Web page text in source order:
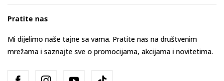
Pratite nas
Mi dijelimo naše tajne sa vama. Pratite nas na društvenim
mrežama i saznajte sve o promocijama, akcijama i novitetima.